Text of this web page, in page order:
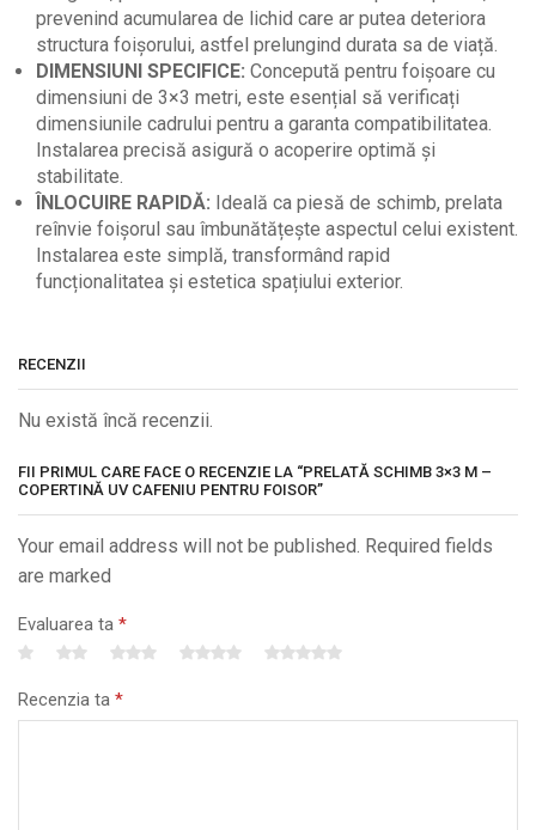
prevenind acumularea de lichid care ar putea deteriora
structura foișorului, astfel prelungind durata sa de viață.
DIMENSIUNI SPECIFICE: Concepută pentru foișoare cu
dimensiuni de 3×3 metri, este esențial să verificați
dimensiunile cadrului pentru a garanta compatibilitatea.
Instalarea precisă asigură o acoperire optimă și
stabilitate.
ÎNLOCUIRE RAPIDĂ: Ideală ca piesă de schimb, prelata
reînvie foișorul sau îmbunătățește aspectul celui existent.
Instalarea este simplă, transformând rapid
funcționalitatea și estetica spațiului exterior.
RECENZII
Nu există încă recenzii.
FII PRIMUL CARE FACE O RECENZIE LA “PRELATĂ SCHIMB 3×3 M –
COPERTINĂ UV CAFENIU PENTRU FOISOR”
Your email address will not be published. Required fields
are marked
Evaluarea ta *
Recenzia ta *